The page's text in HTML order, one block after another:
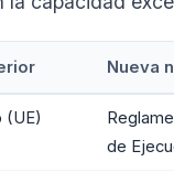
Nueva
(UE)
de